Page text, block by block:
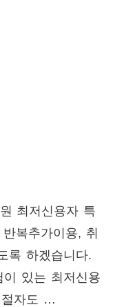
최저신용자 특
복추가이용, 취
록 하겠습니다.
이 있는 최저신용
절자도 …